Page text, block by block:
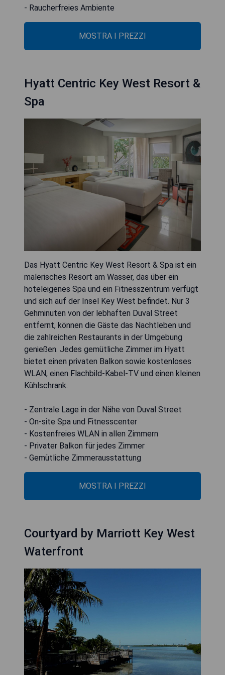
- Raucherfreies Ambiente
MOSTRA I PREZZI
Hyatt Centric Key West Resort &
Spa
Das Hyatt Centric Key West Resort & Spa ist ein
malerisches Resort am Wasser, das über ein
hoteleigenes Spa und ein Fitnesszentrum verfügt
und sich auf der Insel Key West befindet. Nur 3
Gehminuten von der lebhaften Duval Street
entfernt, können die Gäste das Nachtleben und
die zahlreichen Restaurants in der Umgebung
genießen. Jedes gemütliche Zimmer im Hyatt
bietet einen privaten Balkon sowie kostenloses
WLAN, einen Flachbild-Kabel-TV und einen kleinen
Kühlschrank.
- Zentrale Lage in der Nähe von Duval Street
- On-site Spa und Fitnesscenter
- Kostenfreies WLAN in allen Zimmern
- Privater Balkon für jedes Zimmer
- Gemütliche Zimmerausstattung
MOSTRA I PREZZI
Courtyard by Marriott Key West
Waterfront